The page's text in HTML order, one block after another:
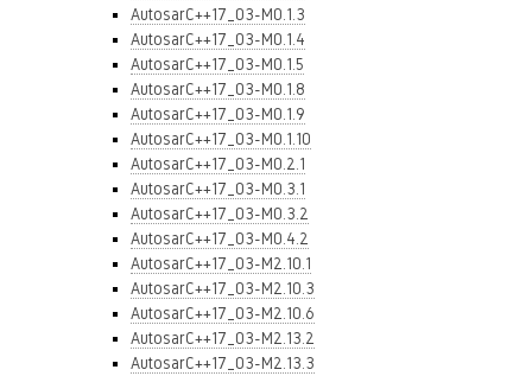
AutosarC++17_03-M0.1.3
AutosarC++17_03-M0.1.4
AutosarC++17_03-M0.1.5
AutosarC++17_03-M0.1.8
AutosarC++17_03-M0.1.9
AutosarC++17_03-M0.1.10
AutosarC++17_03-M0.2.1
AutosarC++17_03-M0.3.1
AutosarC++17_03-M0.3.2
AutosarC++17_03-M0.4.2
AutosarC++17_03-M2.10.1
AutosarC++17_03-M2.10.3
AutosarC++17_03-M2.10.6
AutosarC++17_03-M2.13.2
AutosarC++17_03-M2.13.3